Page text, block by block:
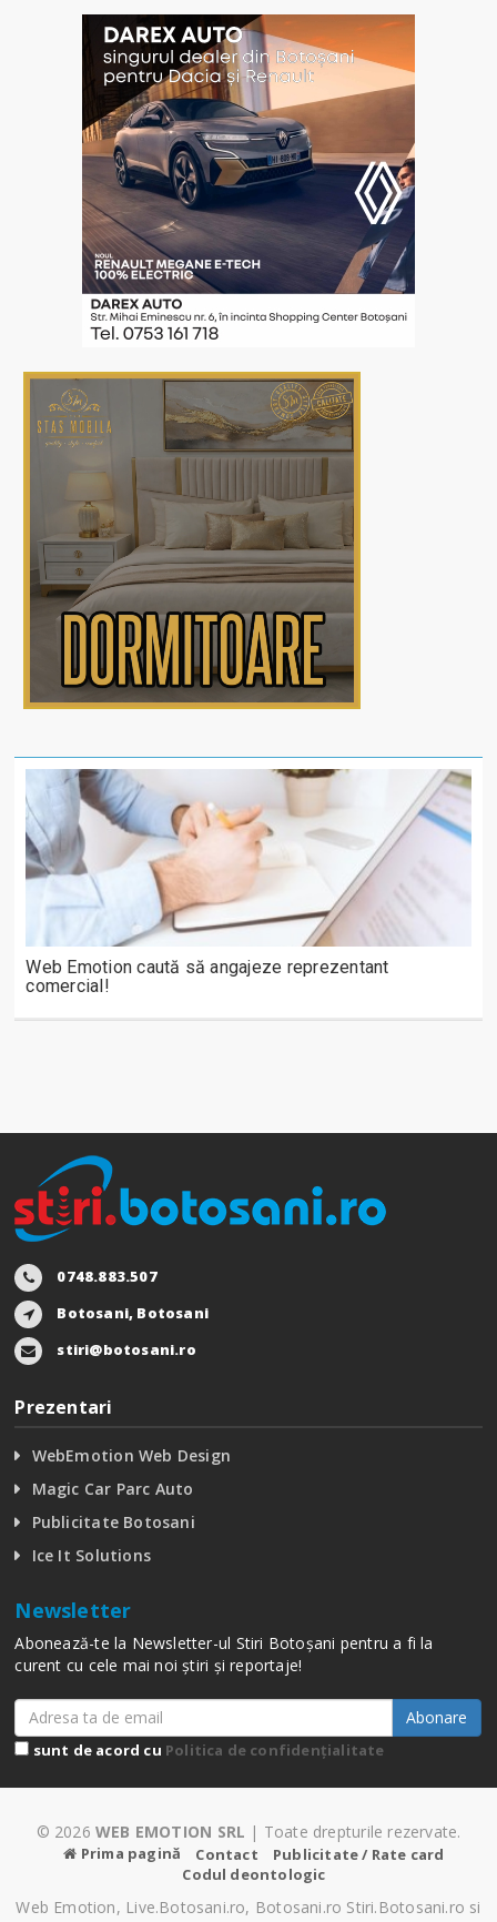
Web Emotion caută să angajeze reprezentant
comercial!
0748.883.507
Botosani, Botosani
stiri@botosani.ro
Prezentari
WebEmotion Web Design
Magic Car Parc Auto
Publicitate Botosani
Ice It Solutions
Newsletter
Abonează-te la Newsletter-ul Stiri Botoșani pentru a fi la
curent cu cele mai noi știri și reportaje!
Abonare
sunt de acord cu Politica de confidențialitate
© 2026 WEB EMOTION SRL | Toate drepturile rezervate.
Prima pagină Contact
Publicitate / Rate card
Codul deontologic
Web Emotion, Live.Botosani.ro, Botosani.ro Stiri.Botosani.ro si